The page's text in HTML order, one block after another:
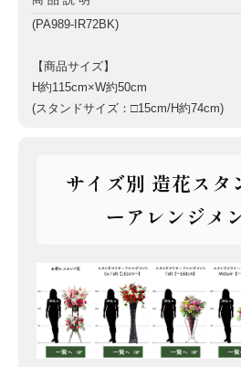
(PA989-IR72BK)
【商品サイズ】
H約115cm×W約50cm
(スタンドサイズ：□15cm/H約74cm)
サイズ別 造花スタ
ーアレンジメ